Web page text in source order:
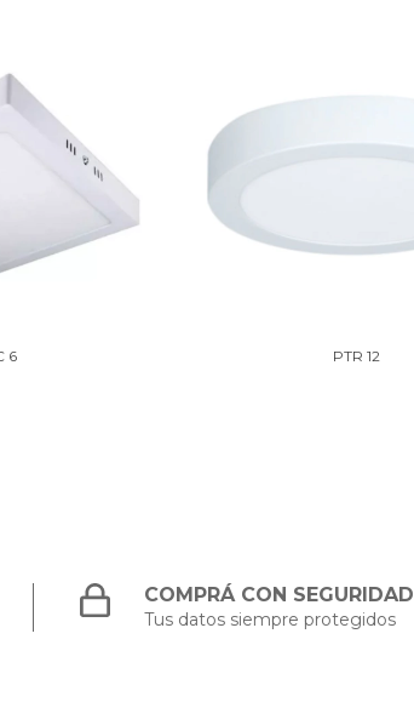
6 PTR 12
COMPRÁ CON SEGURIDAD
Tus datos siempre protegidos